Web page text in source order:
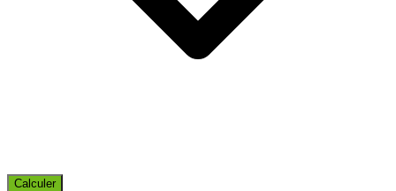
Calculer